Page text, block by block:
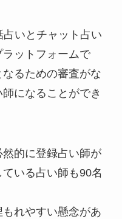
いとチャット占い
ットフォームで
るための審査がな
になることができ
的に登録占い師が
いる占い師も90名
れやすい懸念があ